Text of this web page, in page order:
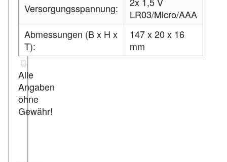
Versorgungsspannung:
LR03/Micro/AAA
Abmessungen (B x H x
T):
147 x 20 x 16
mm
Alle
Angaben
ohne
Gewähr!